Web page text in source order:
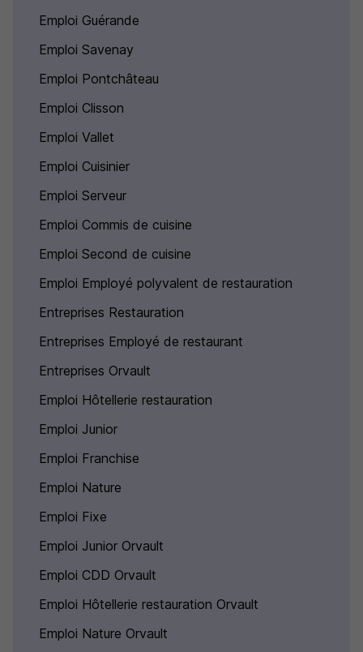
Emploi Guérande
Emploi Savenay
Emploi Pontchâteau
Emploi Clisson
Emploi Vallet
Emploi Cuisinier
Emploi Serveur
Emploi Commis de cuisine
Emploi Second de cuisine
Emploi Employé polyvalent de restauration
Entreprises Restauration
Entreprises Employé de restaurant
Entreprises Orvault
Emploi Hôtellerie restauration
Emploi Junior
Emploi Franchise
Emploi Nature
Emploi Fixe
Emploi Junior Orvault
Emploi CDD Orvault
Emploi Hôtellerie restauration Orvault
Emploi Nature Orvault